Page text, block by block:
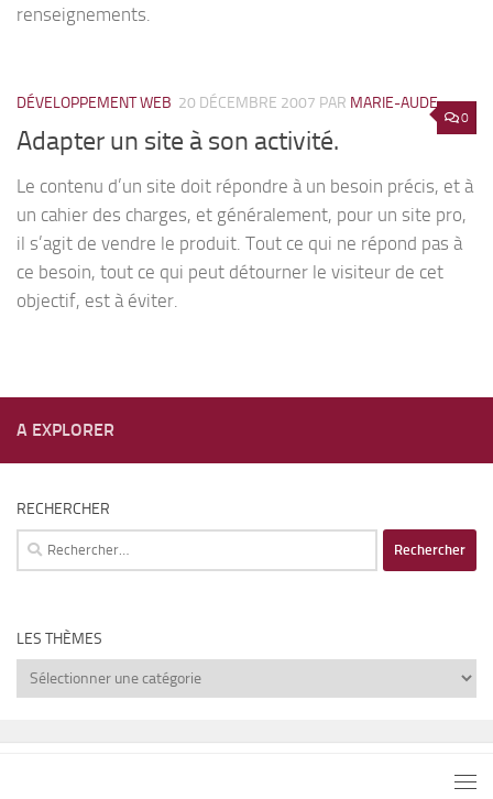
renseignements.
0
DÉVELOPPEMENT WEB 20 DÉCEMBRE 2007 PAR MARIE-AUDE
Adapter un site à son activité.
Le contenu d’un site doit répondre à un besoin précis, et à
un cahier des charges, et généralement, pour un site pro,
il s’agit de vendre le produit. Tout ce qui ne répond pas à
ce besoin, tout ce qui peut détourner le visiteur de cet
objectif, est à éviter.
A EXPLORER
RECHERCHER
Rechercher :
LES THÈMES
Les
thèmes